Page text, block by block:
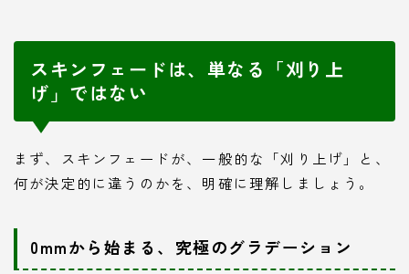
スキンフェードは、単なる「刈り上
げ」ではない
まず、スキンフェードが、一般的な「刈り上げ」と、
何が決定的に違うのかを、明確に理解しましょう。
0mmから始まる、究極のグラデーション